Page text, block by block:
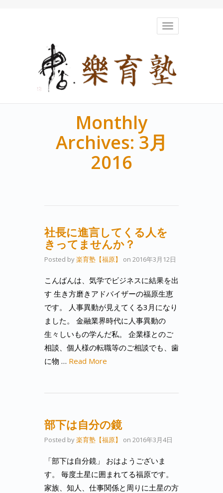
Toggle
navigation
Monthly
Archives: 3月
2016
社長に進言してくる人を
きってませんか？
Posted by楽育塾【福原】 on 2016年3月12日
こんばんは、気学でビジネスに結果を出
す 生き方磨きアドバイザーの福原生恵
です。 人事異動が見えてくる3月になり
ました。 金融業界時代に人事異動の
生々しいもの学んだ私。 企業様とのご
相談、個人様の転職等のご相談でも、歯
に物 … Read More
部下は自分の鏡
Posted by楽育塾【福原】 on 2016年3月4日
「部下は自分鏡」 おはようございま
す。 毎度土星に囲まれてる福原です。
家族、知人、仕事関係と周りに土星の方